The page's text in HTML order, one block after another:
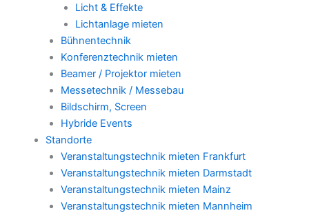
Licht & Effekte
Lichtanlage mieten
Bühnentechnik
Konferenztechnik mieten
Beamer / Projektor mieten
Messetechnik / Messebau
Bildschirm, Screen
Hybride Events
Standorte
Veranstaltungstechnik mieten Frankfurt
Veranstaltungstechnik mieten Darmstadt
Veranstaltungstechnik mieten Mainz
Veranstaltungstechnik mieten Mannheim